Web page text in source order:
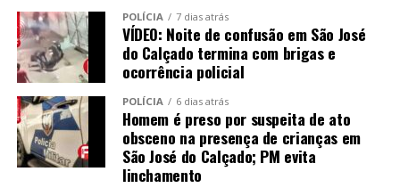
POLÍCIA 7 dias atrás
VÍDEO: Noite de confusão em São José
do Calçado termina com brigas e
ocorrência policial
POLÍCIA 6 dias atrás
Homem é preso por suspeita de ato
obsceno na presença de crianças em
São José do Calçado; PM evita
linchamento